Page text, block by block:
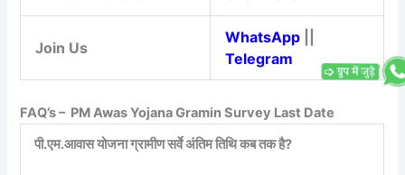
Join Us
WhatsApp
Telegram
FAQ’s – PM Awas Yojana Gramin Survey Last Date
पी.एम.आवास योजना ग्रामीण सर्वे अंतिम तिथि कब तक है?